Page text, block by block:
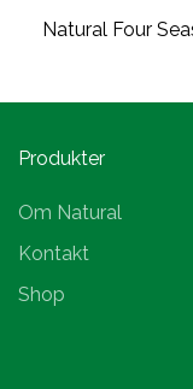
Natural Four
Produkter
Om Natural
Kontakt
Shop